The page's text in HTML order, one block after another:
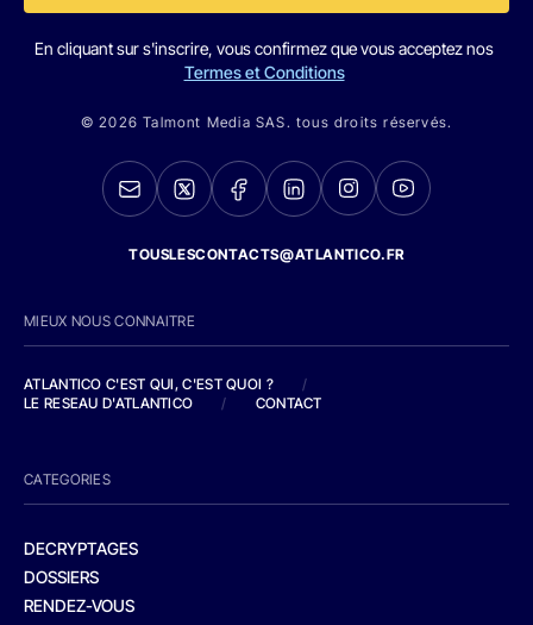
En cliquant sur s'inscrire, vous confirmez que vous acceptez nos
Termes et Conditions
© 2026 Talmont Media SAS. tous droits réservés.
TOUSLESCONTACTS@ATLANTICO.FR
MIEUX NOUS CONNAITRE
ATLANTICO C'EST QUI, C'EST QUOI ?
/
LE RESEAU D'ATLANTICO
/ CONTACT
CATEGORIES
DECRYPTAGES
DOSSIERS
RENDEZ-VOUS